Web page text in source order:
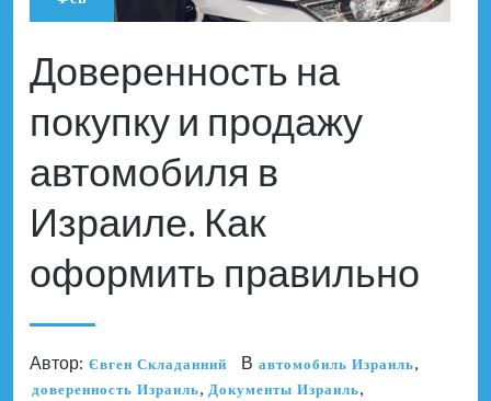
Доверенность на
покупку и продажу
автомобиля в
Израиле. Как
оформить правильно
Автор: Євген Складанний В автомобиль Израиль,
доверенность Израиль, Документы Израиль,